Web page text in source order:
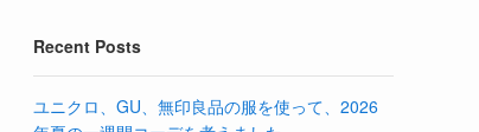
Recent Posts
ユニクロ、GU、無印良品の服を使って、2026